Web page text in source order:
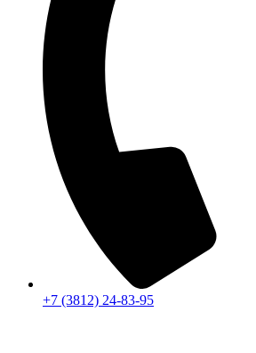
+7 (3812) 24-83-95